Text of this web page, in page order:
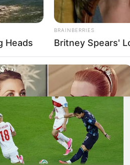
6
1
2
1
96 00 03